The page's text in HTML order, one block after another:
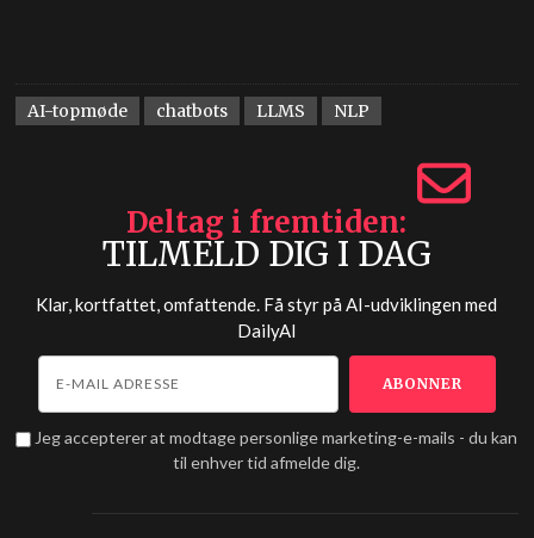
AI-topmøde chatbots LLMS NLP
Deltag i fremtiden
TILMELD DIG I DAG
Klar, kortfattet, omfattende. Få styr på AI-udviklingen med
DailyAI
Jeg accepterer at modtage personlige marketing-e-mails - du kan
til enhver tid afmelde dig.